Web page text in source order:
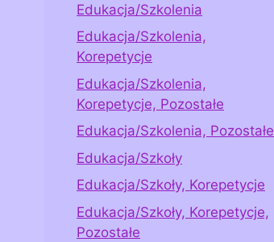
Edukacja/Szkolenia
Edukacja/Szkolenia,
Korepetycje
Edukacja/Szkolenia,
Korepetycje, Pozostałe
Edukacja/Szkolenia, Pozostałe
Edukacja/Szkoły
Edukacja/Szkoły, Korepetycje
Edukacja/Szkoły, Korepetycje,
Pozostałe